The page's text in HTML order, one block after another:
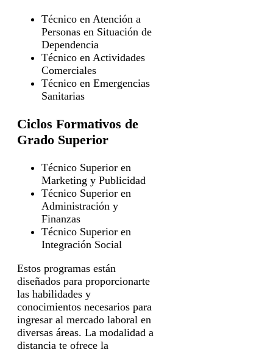
Técnico en Atención a
Personas en Situación de
Dependencia
Técnico en Actividades
Comerciales
Técnico en Emergencias
Sanitarias
Ciclos Formativos de
Grado Superior
Técnico Superior en
Marketing y Publicidad
Técnico Superior en
Administración y
Finanzas
Técnico Superior en
Integración Social
Estos programas están
diseñados para proporcionarte
las habilidades y
conocimientos necesarios para
ingresar al mercado laboral en
diversas áreas. La modalidad a
distancia te ofrece la